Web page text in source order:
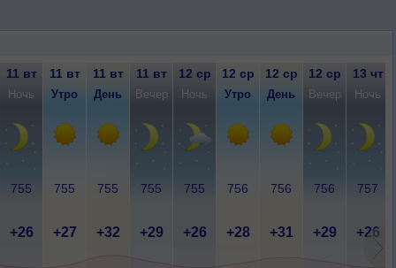
11 вт 11 вт 11 вт 11 вт 12 ср 12 ср 12 ср 12 ср 13 чт
Ночь Утро День Вечер Ночь Утро День Вечер Ночь
755 755 755 755 755 756 756 756 757
+26 +27 +32 +29 +26 +28 +31 +29 +26